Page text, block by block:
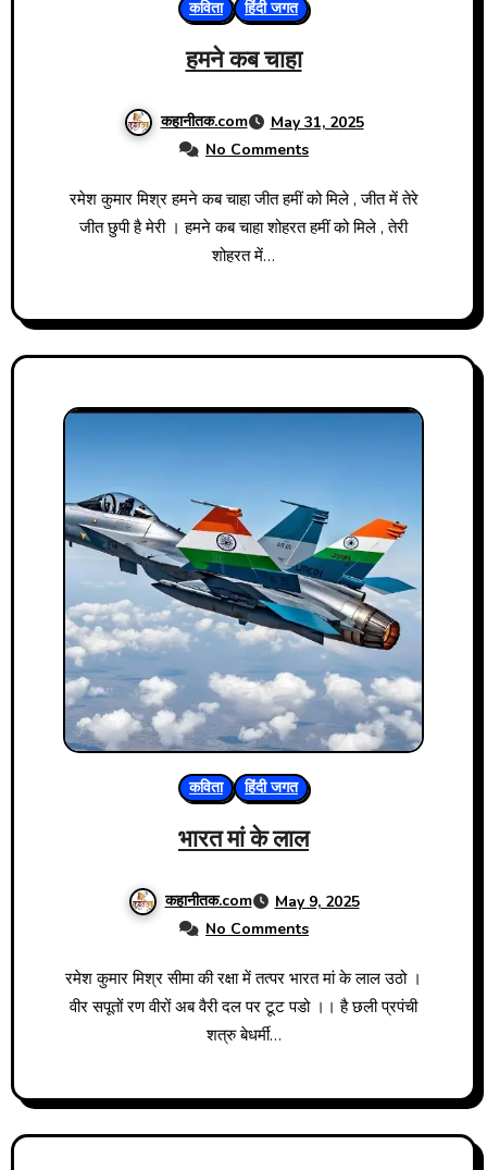
कविता हिंदी जगत
हमने कब चाहा
कहानीतक.com
May 31, 2025
No Comments
रमेश कुमार मिश्र हमने कब चाहा जीत हमीं को मिले , जीत में तेरे
जीत छुपी है मेरी । हमने कब चाहा शोहरत हमीं को मिले , तेरी
शोहरत में…
कविता हिंदी जगत
भारत मां के लाल
कहानीतक.com
May 9, 2025
No Comments
रमेश कुमार मिश्र सीमा की रक्षा में तत्पर भारत मां के लाल उठो ।
वीर सपूतों रण वीरों अब वैरी दल पर टूट पडो ।। है छली प्रपंची
शत्रु बेधर्मी…